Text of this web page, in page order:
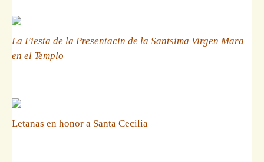
La Fiesta de la Presentacin de la Santsima Virgen Mara
en el Templo
Letanas en honor a Santa Cecilia